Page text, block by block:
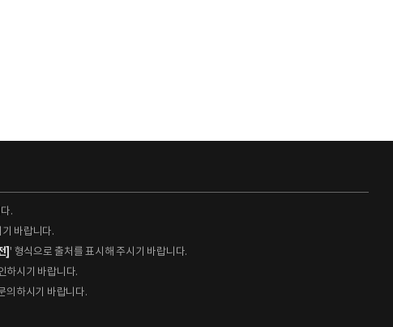
.
바랍니다.
] ' 형식으로 출처를 표시해 주시기 바랍니다.
하시기 바랍니다.
의하시기 바랍니다.